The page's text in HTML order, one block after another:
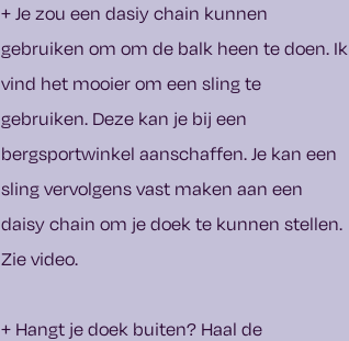
+ Je zou een dasiy chain kunnen
gebruiken om om de balk heen te doen. Ik
vind het mooier om een sling te
gebruiken. Deze kan je bij een
bergsportwinkel aanschaffen. Je kan een
sling vervolgens vast maken aan een
daisy chain om je doek te kunnen stellen.
Zie video.
+ Hangt je doek buiten? Haal de